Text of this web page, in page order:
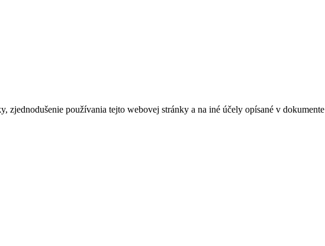
zjednodušenie používania tejto webovej stránky a na iné účely opísané v dokumente